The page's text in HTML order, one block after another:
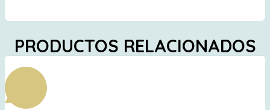
PRODUCTOS RELACIONADOS